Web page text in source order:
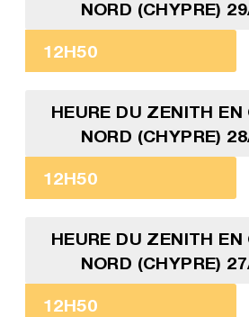
NORD (CHYPRE)
12H50
HEURE DU ZENITH EN
NORD (CHYPRE)
12H50
HEURE DU ZENITH EN
NORD (CHYPRE)
12H50